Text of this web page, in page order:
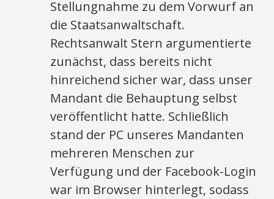
Stellungnahme zu dem Vorwurf an
die Staatsanwaltschaft.
Rechtsanwalt Stern argumentierte
zunächst, dass bereits nicht
hinreichend sicher war, dass unser
Mandant die Behauptung selbst
veröffentlicht hatte. Schließlich
stand der PC unseres Mandanten
mehreren Menschen zur
Verfügung und der Facebook-Login
war im Browser hinterlegt, sodass